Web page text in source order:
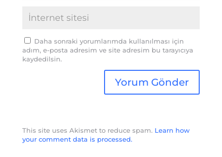
Daha sonraki yorumlarımda kullanılması için
adım, e-posta adresim ve site adresim bu tarayıcıya
kaydedilsin.
This site uses Akismet to reduce spam. Learn how
your comment data is processed.